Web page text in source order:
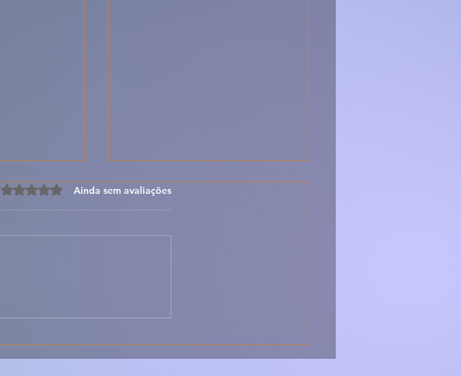
Avaliado com 0 de 5 estrelas.
Ainda sem avaliações